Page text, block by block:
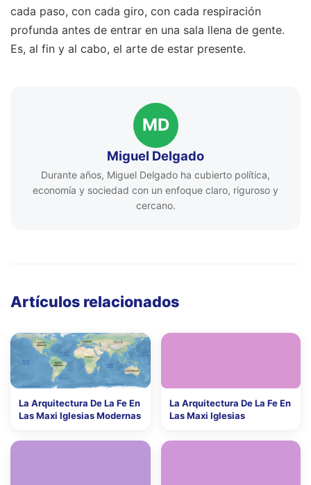
cada paso, con cada giro, con cada respiración
profunda antes de entrar en una sala llena de gente.
Es, al fin y al cabo, el arte de estar presente.
MD
Miguel Delgado
Durante años, Miguel Delgado ha cubierto política,
economía y sociedad con un enfoque claro, riguroso y
cercano.
Artículos relacionados
La Arquitectura De La Fe En
Las Maxi Iglesias Modernas
La Arquitectura De La Fe En
Las Maxi Iglesias